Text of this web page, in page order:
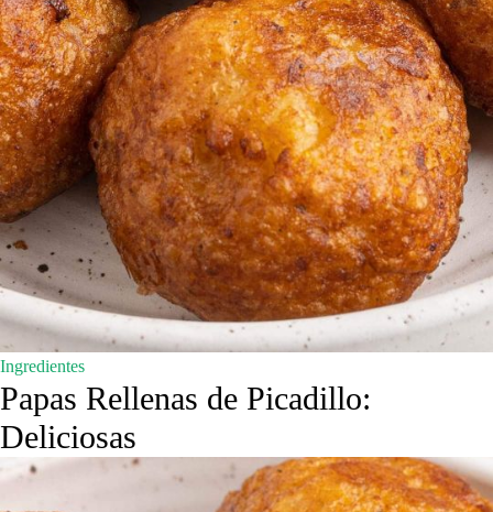
Ingredientes
Papas Rellenas de Picadillo:
Deliciosas